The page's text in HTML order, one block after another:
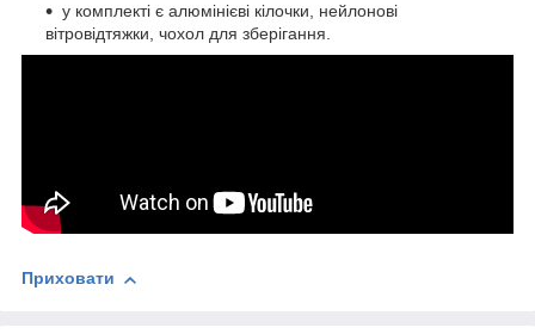
у комплекті є алюмінієві кілочки, нейлонові
вітровідтяжки, чохол для зберігання.
Приховати